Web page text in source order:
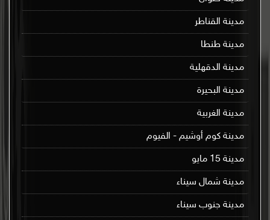
مدينة القناطر
مدينة طنطا
مدينة الدقهلية
مدينة البحيرة
مدينة الغربية
مدينة كوم أوشيم - الفيوم
مدينة 15 مايو
مدينة شمال سيناء
مدينة جنوب سيناء